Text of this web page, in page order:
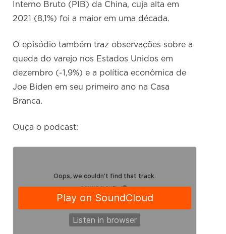
Interno Bruto (PIB) da China, cuja alta em
2021 (8,1%) foi a maior em uma década.
O episódio também traz observações sobre a
queda do varejo nos Estados Unidos em
dezembro (-1,9%) e a política econômica de
Joe Biden em seu primeiro ano na Casa
Branca.
Ouça o podcast: